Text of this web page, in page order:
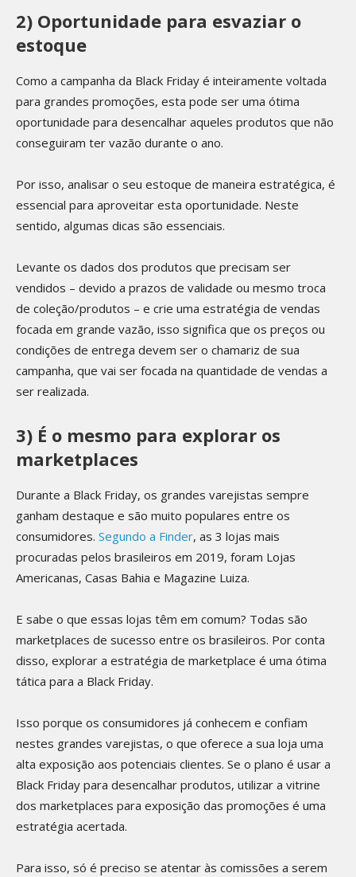
2) Oportunidade para esvaziar o
estoque
Como a campanha da Black Friday é inteiramente voltada
para grandes promoções, esta pode ser uma ótima
oportunidade para desencalhar aqueles produtos que não
conseguiram ter vazão durante o ano.
Por isso, analisar o seu estoque de maneira estratégica, é
essencial para aproveitar esta oportunidade. Neste
sentido, algumas dicas são essenciais.
Levante os dados dos produtos que precisam ser
vendidos – devido a prazos de validade ou mesmo troca
de coleção/produtos – e crie uma estratégia de vendas
focada em grande vazão, isso significa que os preços ou
condições de entrega devem ser o chamariz de sua
campanha, que vai ser focada na quantidade de vendas a
ser realizada.
3) É o mesmo para explorar os
marketplaces
Durante a Black Friday, os grandes varejistas sempre
ganham destaque e são muito populares entre os
consumidores. Segundo a Finder, as 3 lojas mais
procuradas pelos brasileiros em 2019, foram Lojas
Americanas, Casas Bahia e Magazine Luiza.
E sabe o que essas lojas têm em comum? Todas são
marketplaces de sucesso entre os brasileiros. Por conta
disso, explorar a estratégia de marketplace é uma ótima
tática para a Black Friday.
Isso porque os consumidores já conhecem e confiam
nestes grandes varejistas, o que oferece a sua loja uma
alta exposição aos potenciais clientes. Se o plano é usar a
Black Friday para desencalhar produtos, utilizar a vitrine
dos marketplaces para exposição das promoções é uma
estratégia acertada.
Para isso, só é preciso se atentar às comissões a serem